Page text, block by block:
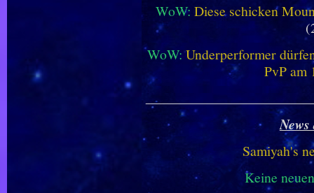
WoW: Diese schicken
WoW: Underperformer
PvP am
Samiyah's
Keine